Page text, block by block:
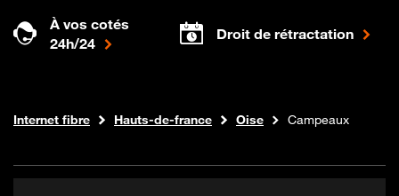
À vos cotés
24h/24
Droit de rétractation
Boutique Orange
Internet fibre Hauts-de-france Oise Campeaux